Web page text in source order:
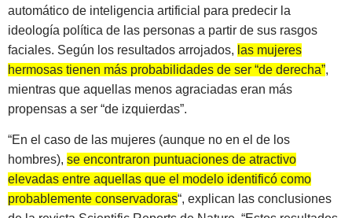
automático de inteligencia artificial para predecir la
ideología política de las personas a partir de sus rasgos
faciales. Según los resultados arrojados, las mujeres
hermosas tienen más probabilidades de ser “de derecha”,
mientras que aquellas menos agraciadas eran más
propensas a ser “de izquierdas”.
“En el caso de las mujeres (aunque no en el de los
hombres), se encontraron puntuaciones de atractivo
elevadas entre aquellas que el modelo identificó como
probablemente conservadoras“, explican las conclusiones